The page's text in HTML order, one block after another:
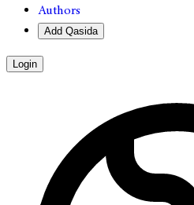
Authors
Add Qasida
Login